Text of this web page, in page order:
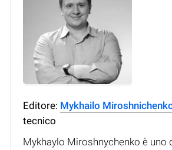
Editore: Mykhailo
tecnico
Mykhaylo Miroshnychenko è uno